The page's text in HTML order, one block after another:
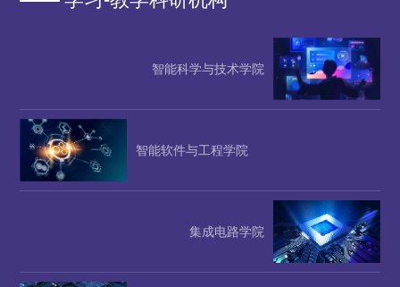
智能科学与技术学院
智能软件与工程学院
集成电路学院